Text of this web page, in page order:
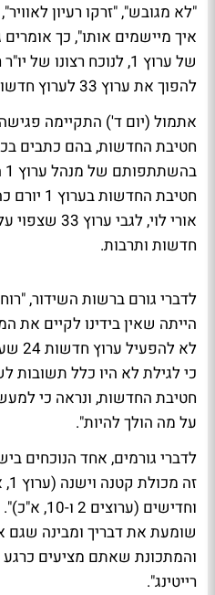
"לא מגובש", "זרקו רעיון
איך מיישמים אותו", כך
של ערוץ 1, לנוכח רצונו
להפוך את ערוץ 33 לערוץ חדשות ותרבות.
חטיבת החדשות, בהם כתבים
חטיבת
אורי לוי,
חדשות ותרבות.
לדברי גורם ברשות השידור,
הייתה שאין בידינו לקיים את
לא
כי לגילת לא היו כלל תשובות
חטיבת החדשות, ונראה כי
על מה הולך להיות".
לדברי גורמים, אחד הנוכחים
וחדישים
שומעת את דבריך ומבינה שגם
והמתכונת שאתם מציעים
רייטינג".